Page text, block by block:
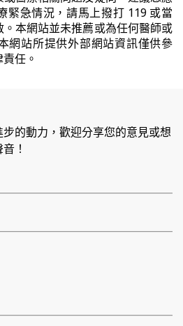
緊急情況，請馬上撥打 119 或當
本網站並未推薦或為任何醫師或
網站所提供外部網站資訊僅供參
任。
的動力，歡迎分享您的意見或想
！